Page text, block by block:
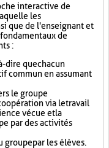
interactive de
les
que de l'enseignant et
de
:
dire que chacun
commun en assumant
le groupe
via le travail
vécue et la
par des activités
par les élèves.